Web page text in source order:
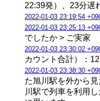
22:39発）、23分遅
2022-01-03 23:19:54
2022-01-03 23:25:13
でしたか > ご実家
2022-01-03 23:30:02
カウント合計）：
2022-01-03 23:38:30
た旭川駅を外から
川駅で列車を利用